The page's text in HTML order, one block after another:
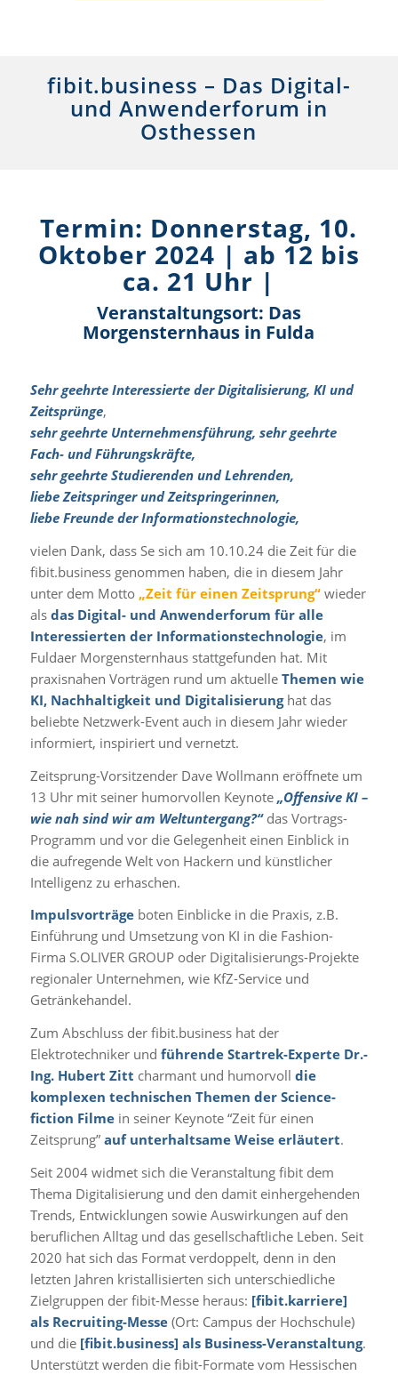
fibit.business – Das Digital-
und Anwenderforum in
Osthessen
Termin: Donnerstag, 10.
Oktober 2024 | ab 12 bis
ca. 21 Uhr |
Veranstaltungsort: Das
Morgensternhaus in Fulda
Sehr geehrte Interessierte der Digitalisierung, KI und
Zeitsprünge,
sehr geehrte Unternehmensführung, sehr geehrte
Fach- und Führungskräfte,
sehr geehrte Studierenden und Lehrenden,
liebe Zeitspringer und Zeitspringerinnen,
liebe Freunde der Informationstechnologie,
vielen Dank, dass Se sich am 10.10.24 die Zeit für die
fibit.business genommen haben, die in diesem Jahr
unter dem Motto „Zeit für einen Zeitsprung“wieder
als das Digital- und Anwenderforum für alle
Interessierten der Informationstechnologie, im
Fuldaer Morgensternhaus stattgefunden hat. Mit
praxisnahen Vorträgen rund um aktuelle Themen wie
KI, Nachhaltigkeit und Digitalisierunghat das
beliebte Netzwerk-Event auch in diesem Jahr wieder
informiert, inspiriert und vernetzt.
Zeitsprung-Vorsitzender Dave Wollmann eröffnete um
13 Uhr mit seiner humorvollen Keynote „Offensive KI –
wie nah sind wir am Weltuntergang?“das Vortrags-
Programm und vor die Gelegenheit einen Einblick in
die aufregende Welt von Hackern und künstlicher
Intelligenz zu erhaschen.
Impulsvorträgeboten Einblicke in die Praxis, z.B.
Einführung und Umsetzung von KI in die Fashion-
Firma S.OLIVER GROUP oder Digitalisierungs-Projekte
regionaler Unternehmen, wie KfZ-Service und
Getränkehandel.
Zum Abschluss der fibit.business hat der
Elektrotechniker und führende Startrek-Experte Dr.-
Ing. Hubert Zitt charmant und humorvoll die
komplexen technischen Themen der Science-
fiction Filmein seiner Keynote “Zeit für einen
Zeitsprung” auf unterhaltsame Weise erläutert.
Seit 2004 widmet sich die Veranstaltung fibit dem
Thema Digitalisierung und den damit einhergehenden
Trends, Entwicklungen sowie Auswirkungen auf den
beruflichen Alltag und das gesellschaftliche Leben. Seit
2020 hat sich das Format verdoppelt, denn in den
letzten Jahren kristallisierten sich unterschiedliche
Zielgruppen der fibit-Messe heraus: [fibit.karriere]
als Recruiting-Messe(Ort: Campus der Hochschule)
und die [fibit.business] als Business-Veranstaltung.
Unterstützt werden die fibit-Formate vom Hessischen